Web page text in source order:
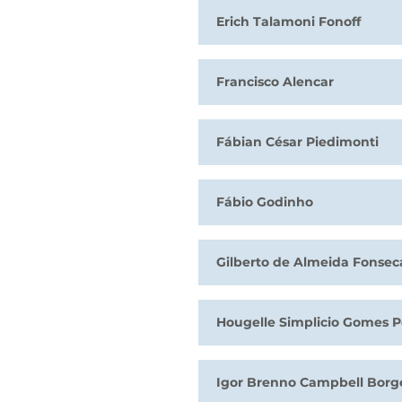
Erich Talamoni Fonoff
Francisco Alencar
Fábian César Piedimonti
Fábio Godinho
Gilberto de Almeida
Hougelle Simplicio Gomes
Igor Brenno Campbell